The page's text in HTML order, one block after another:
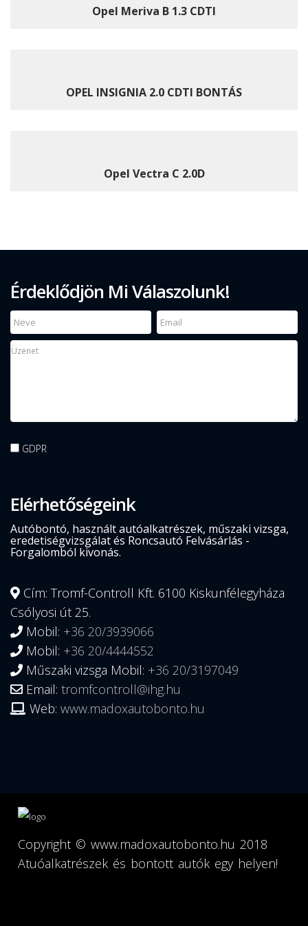
Opel Meriva B 1.3 CDTI
OPEL INSIGNIA 2.0 CDTI BONTÁS
Opel Vectra C 2.0D
Érdeklődjön Mi Válaszolunk!
GDPR
Elérhetőségeink
Autóbontó, használt autóalkatrészek, műszaki vizsga,
eredetiségvizsgálat és Roncsautó Felvásárlás -
Forgalomból kivonás.
Cím: Tromf-Controll Kft. 6100 Kiskunfélegyháza
Csólyosi út 25.
Mobil: +36 20/3939066
Mobil: +36 20/4444552
Műszaki vizsga Mobil: +36 20/3197049
Email: tromfcontroll@ihg.hu
Web: www.madoxautobonto.hu
Copyright © www.madoxautobonto.hu 2018
Atuóalkatrészek és bontott autók egy helyen!